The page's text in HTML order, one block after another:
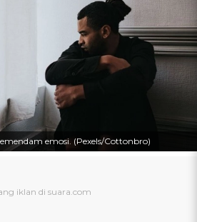
emosi. (Pexels/Cottonbro)